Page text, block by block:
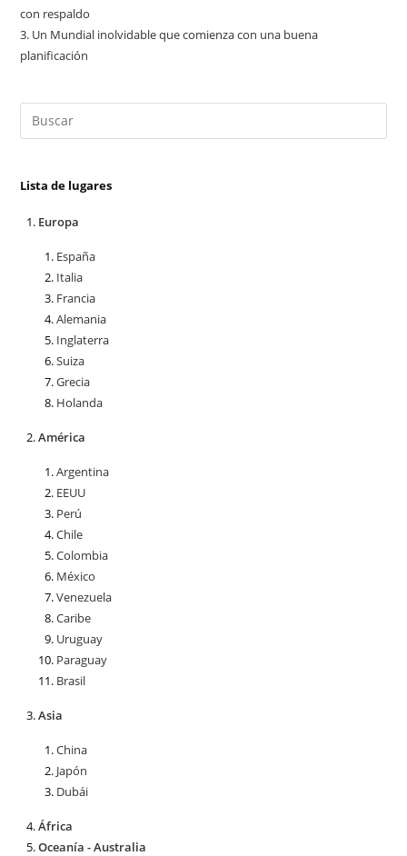
con respaldo
3. Un Mundial inolvidable que comienza con una buena
planificación
Lista de lugares
Europa
España
Italia
Francia
Alemania
Inglaterra
Suiza
Grecia
Holanda
América
Argentina
EEUU
Perú
Chile
Colombia
México
Venezuela
Caribe
Uruguay
Paraguay
Brasil
Asia
China
Japón
Dubái
África
Oceanía - Australia